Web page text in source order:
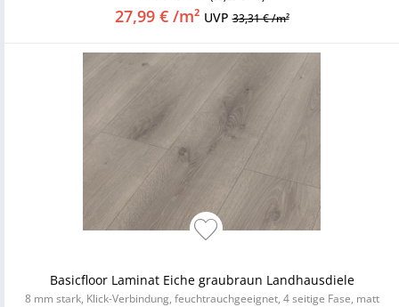
27,99 € /m² UVP33,31 € /m²
Basicfloor Laminat Eiche graubraun Landhausdiele
8 mm stark, Klick-Verbindung, feuchtrauchgeeignet, 4 seitige Fase, matt